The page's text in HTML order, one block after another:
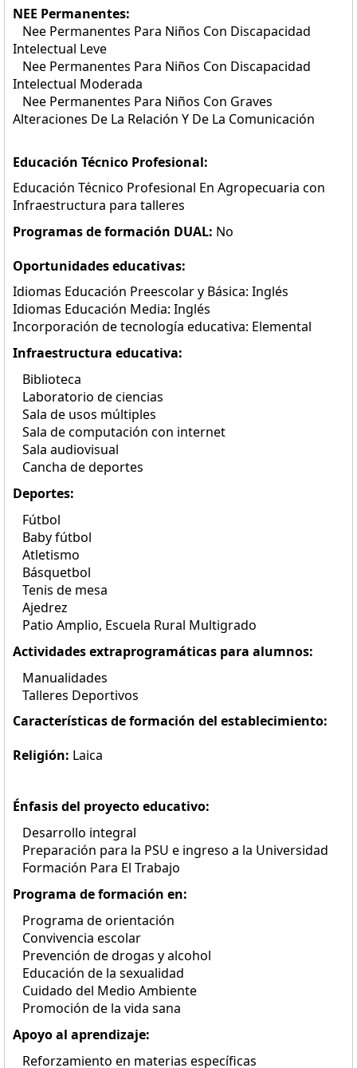
NEE Permanentes:
Nee Permanentes Para Niños Con Discapacidad
Intelectual Leve
Nee Permanentes Para Niños Con Discapacidad
Intelectual Moderada
Nee Permanentes Para Niños Con Graves
Alteraciones De La Relación Y De La Comunicación
Educación Técnico Profesional:
Educación Técnico Profesional En Agropecuaria con
Infraestructura para talleres
Programas de formación DUAL: No
Oportunidades educativas:
Idiomas Educación Preescolar y Básica: Inglés
Idiomas Educación Media: Inglés
Incorporación de tecnología educativa: Elemental
Infraestructura educativa:
Biblioteca
Laboratorio de ciencias
Sala de usos múltiples
Sala de computación con internet
Sala audiovisual
Cancha de deportes
Deportes:
Fútbol
Baby fútbol
Atletismo
Básquetbol
Tenis de mesa
Ajedrez
Patio Amplio, Escuela Rural Multigrado
Actividades extraprogramáticas para alumnos:
Manualidades
Talleres Deportivos
Características de formación del establecimiento:
Religión: Laica
Énfasis del proyecto educativo:
Desarrollo integral
Preparación para la PSU e ingreso a la Universidad
Formación Para El Trabajo
Programa de formación en:
Programa de orientación
Convivencia escolar
Prevención de drogas y alcohol
Educación de la sexualidad
Cuidado del Medio Ambiente
Promoción de la vida sana
Apoyo al aprendizaje:
Reforzamiento en materias específicas